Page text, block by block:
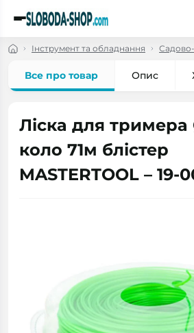
Інструмент та обладнання Садово-
Все про товар Опис
Ліска для
коло 71м блістер
MASTERTOOL – 19-